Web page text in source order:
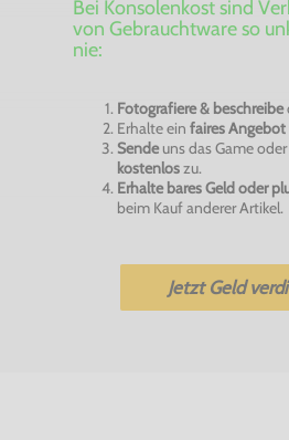
Bei Konsolenkost sind
von Gebrauchtware so
nie:
Fotografiere & beschreibe
Erhalte ein faires Angebot
Sendeuns das Game
kostenloszu.
Erhalte bares Geld oder
beim Kauf anderer Artikel.
Jetzt Geld